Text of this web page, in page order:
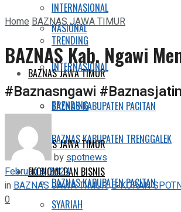
INTERNASIONAL
TRENDING
BAZNAS JAWA TIMUR
BAZNAS KABUPATEN PACITAN
BAZNAS KABUPATEN TRENGGALEK
EKONOMI DAN BISNIS
SYARIAH
NASIONAL
INTERNASIONAL
TRENDING
BAZNAS JAWA TIMUR
BAZNAS KABUPATEN PACITAN
HomeBAZNAS JAWA TIMUR
BAZNAS Kab. Ngawi
#Baznasngawi
by spotnews
Februari 8, 2024
in BAZNAS JAWA TIMUR,E-KORAN
0